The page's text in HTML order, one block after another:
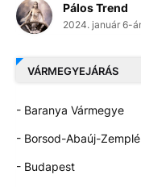
Pálos Trend
2024. január 6-
VÁRMEGYEJÁRÁS
- Baranya Vármegye
- Borsod-Abaúj-
- Budapest